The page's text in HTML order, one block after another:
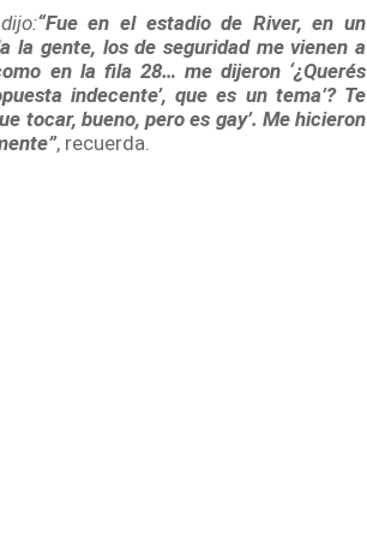
“Fue en el estadio de River, en un
la gente, los de seguridad me vienen a
en la fila 28… me dijeron ‘¿Querés
indecente’, que es un tema’? Te
tocar, bueno, pero es gay’. Me hicieron
, recuerda.